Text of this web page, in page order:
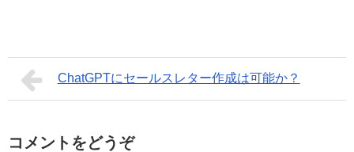
ChatGPTにセールスレター作成は可能か？
コメントをどうぞ